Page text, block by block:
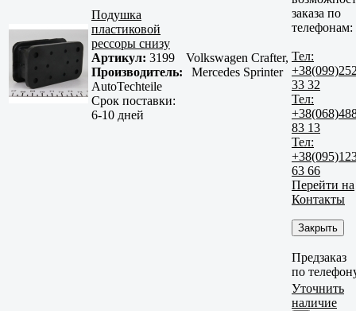
Подушка
пластиковой
рессоры снизу
Артикул: 3199
Производитель:
AutoTechteile
Срок поставки:
6-10 дней
Volkswagen Crafter,
Mercedes Sprinter
заказа по
телефонам:
Тел:
33 32
Тел:
83 13
Тел:
63 66
Перейти на
Контакты
Закрыть
Предзаказ
по
Уточнить
наличие